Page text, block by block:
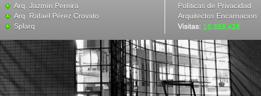
Arq. Jazmín Pereira
Arq. Rafael Pérez Crovato
Splarq
Políticas de Privacidad
Arquitectos Encarnacion
Visitas: 16.358.428